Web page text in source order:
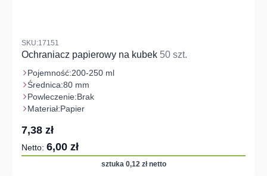
SKU:17151
Ochraniacz papierowy na kubek 50 szt.
Pojemność:200-250 ml
Średnica:80 mm
Powleczenie:Brak
Materiał:Papier
7,38 zł
6,00 zł
sztuka 0,12 zł netto